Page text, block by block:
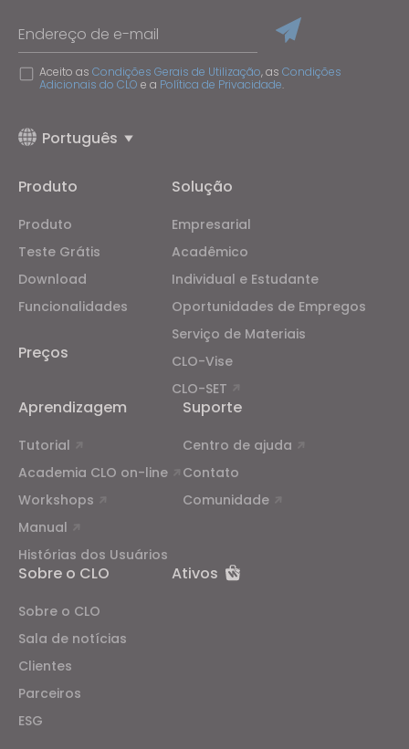
Endereço de e-mail
Aceito as Condições Gerais de Utilização, as Condições
Adicionais do CLO e a Política de Privacidade.
Português
Produto
Produto
Teste Grátis
Download
Funcionalidades
Preços
Solução
Empresarial
Acadêmico
Individual e Estudante
Oportunidades de Empregos
Serviço de Materiais
CLO-Vise
CLO-SET
Aprendizagem
Tutorial
Academia CLO on-line
Workshops
Manual
Histórias dos Usuários
Suporte
Centro de ajuda
Contato
Comunidade
Sobre o CLO
Sobre o CLO
Sala de notícias
Clientes
Parceiros
ESG
Ativos